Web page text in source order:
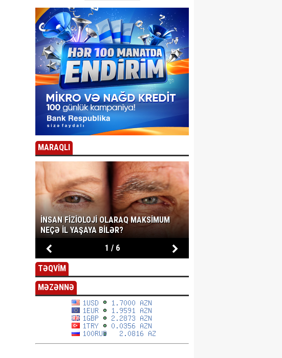
MARAQLI
İNSAN FIZIOLOJI OLARAQ MAKSIMUM
NEÇƏ IL YAŞAYA BILƏR?
1 / 6
TƏQVİM
MƏZƏNNƏ